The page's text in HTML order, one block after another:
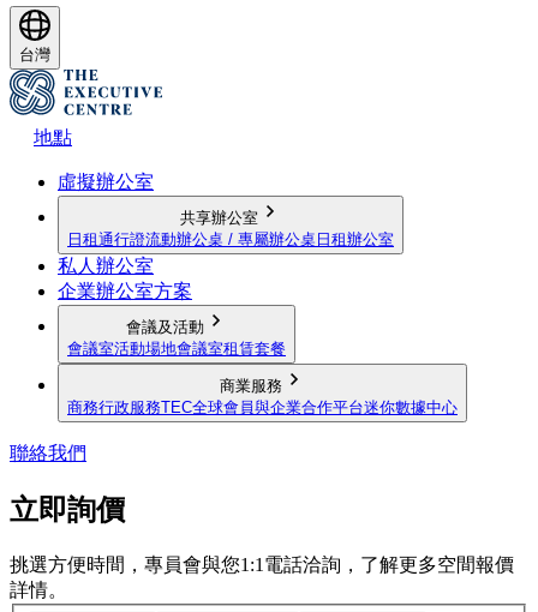
台灣
地點
虛擬辦公室
共享辦公室
日租通行證流動辦公桌 / 專屬辦公桌 日租辦公室
私人辦公室
企業辦公室方案
會議及活動
會議室活動場地會議室租賃套餐
商業服務
商務行政服務TEC全球會員與企業合作平台迷你數據中心
聯絡我們
立即詢價
挑選方便時間，專員會與您1:1電話洽詢，了解更多空間報價
詳情。